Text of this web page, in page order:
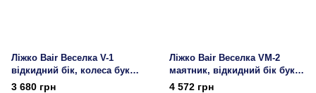
Ліжко Bair Веселка V-1
відкидний бік, колеса бук
слонова кістка
3 680 грн
Ліжко Bair Веселка VM-2
маятник, відкидний бік бук
слонова кістка
4 572 грн